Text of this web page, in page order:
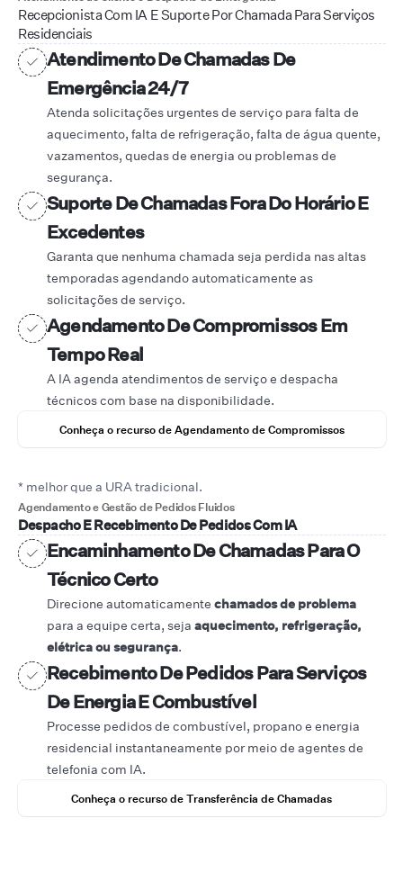
* melhor que a URA tradicional.
Recepcionista Com IA E Suporte Por Chamada Para Serviços
Residenciais
Atendimento De Chamadas De
Emergência 24/7
Atenda solicitações urgentes de serviço para falta de
aquecimento, falta de refrigeração, falta de água quente,
vazamentos, quedas de energia ou problemas de
segurança.
Suporte De Chamadas Fora Do Horário E
Excedentes
Garanta que nenhuma chamada seja perdida nas altas
temporadas agendando automaticamente as
solicitações de serviço.
Agendamento De Compromissos Em
Tempo Real
A IA agenda atendimentos de serviço e despacha
técnicos com base na disponibilidade.
Conheça o recurso de Agendamento de Compromissos
Agendamento e Gestão de Pedidos Fluidos
Despacho E Recebimento De Pedidos Com IA
Encaminhamento De Chamadas Para O
Técnico Certo
Direcione automaticamente chamados de problema
para a equipe certa, seja aquecimento, refrigeração,
elétrica ou segurança.
Recebimento De Pedidos Para Serviços
De Energia E Combustível
Processe pedidos de combustível, propano e energia
residencial instantaneamente por meio de agentes de
telefonia com IA.
Conheça o recurso de Transferência de Chamadas